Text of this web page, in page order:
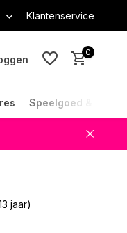
Klantenservice
0
Speelgoed &
jaar)